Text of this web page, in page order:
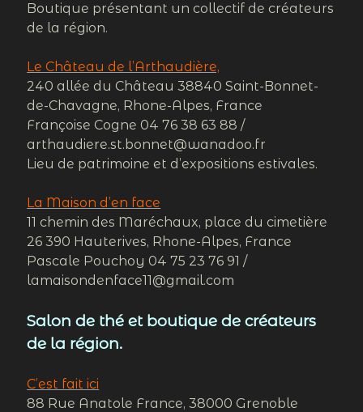
Boutique présentant un collectif de créateurs
de la région.
Le Château de l’Arthaudière,
240 allée du Château 38840 Saint-Bonnet-
de-Chavagne, Rhone-Alpes, France
Françoise Cogne 04 76 38 63 88 /
arthaudiere.st.bonnet@wanadoo.fr
Lieu de patrimoine et d’expositions estivales.
La Maison d’en face
11 chemin des Maréchaux, place du cimetière
26 390 Hauterives, Rhone-Alpes, France
Pascale Pouchoy 04 75 23 76 91 /
lamaisondenface11@gmail.com
Salon de thé et boutique de créateurs
de la région.
C’est fait ici
88 Rue Anatole France, 38000 Grenoble